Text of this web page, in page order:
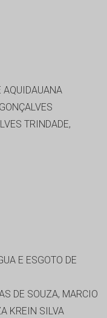
AQUIDAUANA
TRINDADE,
E ESGOTO DE
DE SOUZA, MARCIO
KREIN SILVA